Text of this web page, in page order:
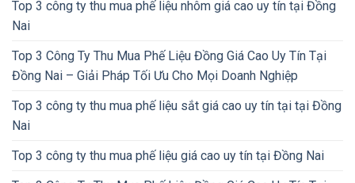
Top 3 công ty thu mua phế liệu nhôm giá cao uy tín tại Đồng
Nai
Top 3 Công Ty Thu Mua Phế Liệu Đồng Giá Cao Uy Tín Tại
Đồng Nai – Giải Pháp Tối Ưu Cho Mọi Doanh Nghiệp
Top 3 công ty thu mua phế liệu sắt giá cao uy tín tại tại Đồng
Nai
Top 3 công ty thu mua phế liệu giá cao uy tín tại Đồng Nai